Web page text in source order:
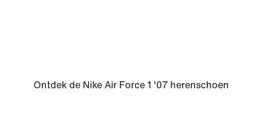
Ontdek de Nike Air Force 1 '07 herenschoen